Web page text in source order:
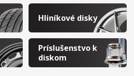
Hliníkové disky
Príslušenstvo k
diskom